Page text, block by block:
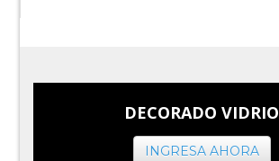
DECORADO VIDRIO
INGRESA AHORA